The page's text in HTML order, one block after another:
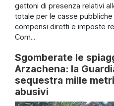
gettoni di presenza relativi
totale per le casse
compensi diretti e imposte
Com...
Sgomberate le
Arzachena: la
sequestra mille
abusivi